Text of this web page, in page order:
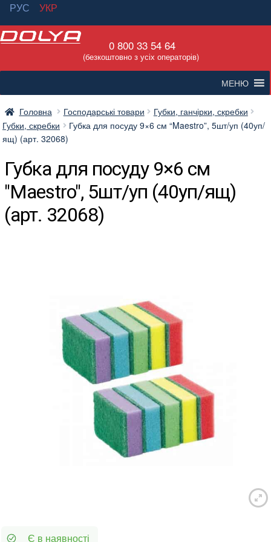
РУС
УКР
Перейти
навігації
Перейти
вмісту
0 800 33 54 64
(безкоштовно з усіх операторів)
МЕНЮ
Головна Господарські товари
Губки, ганчірки, скребки
Губки, скребки
Губка для посуду 9×6 см “Maestro”, 5шт/уп (40уп/
ящ) (арт. 32068)
Губка для посуду 9×6 см
"Maestro", 5шт/уп (40уп/ящ)
(арт. 32068)
Є в наявності